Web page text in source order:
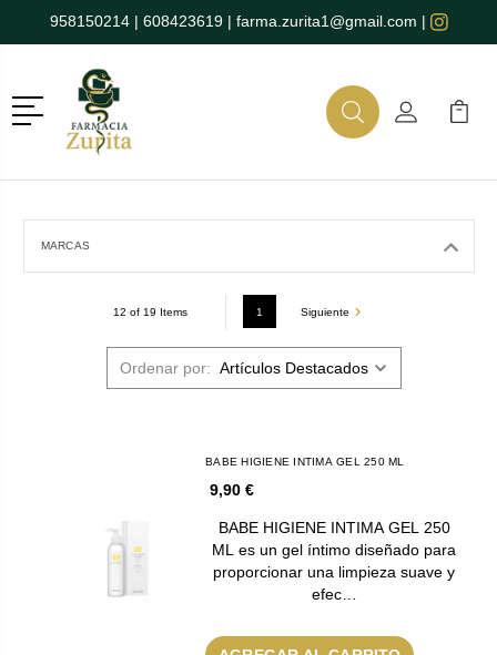
958150214| 608423619| farma.zurita1@gmail.com |
Menú
BuscarMi Cuenta
Mi
MARCAS
12 of 19 Items 1 Siguiente
Ordenar por:
BABE HIGIENE INTIMA GEL 250 ML
9,90 €
BABE HIGIENE INTIMA GEL 250
ML es un gel íntimo diseñado para
proporcionar una limpieza suave y
efec…